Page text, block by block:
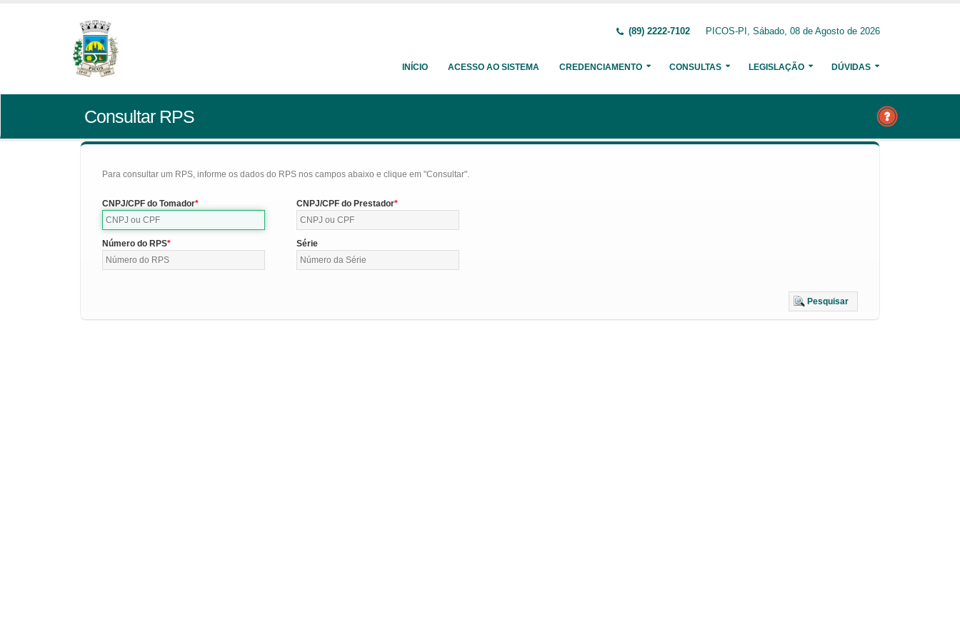
(89) 2222-7102 PICOS-PI, Sábado, 08 de Agosto de 2026
INÍCIO ACESSO AO SISTEMA CREDENCIAMENTO CONSULTAS LEGISLAÇÃO DÚVIDAS
Consultar RPS
Para consultar um RPS, informe os dados do RPS nos campos abaixo e clique em "Consultar".
CNPJ/CPF do Tomador CNPJ/CPF do Prestador
Número do RPS Série
Pesquisar